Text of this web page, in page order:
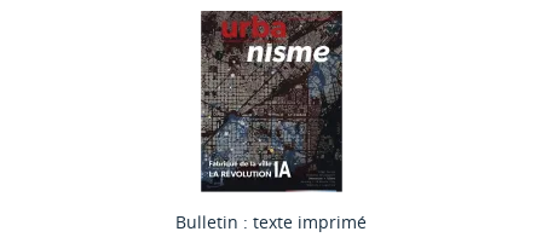
Bulletin : texte imprimé